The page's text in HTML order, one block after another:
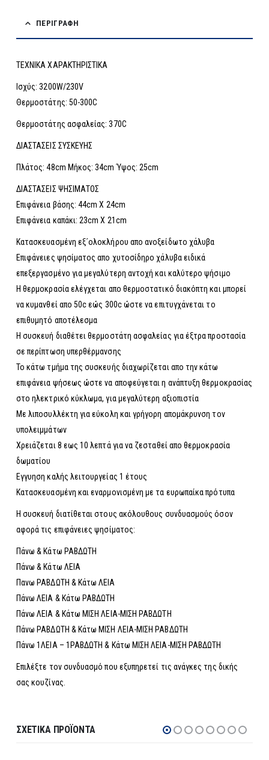
ΠΕΡΙΓΡΑΦΉ
ΤΕΧΝΙΚΑ ΧΑΡΑΚΤΗΡΙΣΤΙΚΑ
Ισχύς: 3200W/230V
Θερμοστάτης: 50-300C
Θερμοστάτης ασφαλείας: 370C
ΔΙΑΣΤΑΣΕΙΣ ΣΥΣΚΕΥΗΣ
Πλάτος: 48cm Μήκος: 34cm Ύψος: 25cm
ΔΙΑΣΤΑΣΕΙΣ ΨΗΣΙΜΑΤΟΣ
Επιφάνεια βάσης: 44cm Χ 24cm
Επιφάνεια καπάκι: 23cm X 21cm
Κατασκευασμένη εξ´ολοκλήρου απο ανοξείδωτο χάλυβα
Επιφάνειες ψησίματος απο χυτοσίδηρο χάλυβα ειδικά
επεξεργασμένο για μεγαλύτερη αντοχή και καλύτερο ψήσιμο
Η θερμοκρασία ελέγχεται απο θερμοστατικό διακόπτη και μπορεί
να κυμανθεί απο 50c εώς 300c ώστε να επιτυγχάνεται το
επιθυμητό αποτέλεσμα
Η συσκευή διαθέτει θερμοστάτη ασφαλείας για έξτρα προστασία
σε περίπτωση υπερθέρμανσης
Το κάτω τμήμα της συσκευής διαχωρίζεται απο την κάτω
επιφάνεια ψήσεως ώστε να αποφεύγεται η ανάπτυξη θερμοκρασίας
στο ηλεκτρικό κύκλωμα, για μεγαλύτερη αξιοπιστία
Με λιποσυλλέκτη για εύκολη και γρήγορη απομάκρυνση τον
υπολειμμάτων
Χρειάζεται 8 εως 10 λεπτά για να ζεσταθεί απο θερμοκρασία
δωματίου
Εγγυηση καλής λειτουργείας 1 έτους
Κατασκευασμένη και εναρμονισμένη με τα ευρωπαίκα πρότυπα
Η συσκευή διατίθεται στους ακόλουθους συνδυασμούς όσον
αφορά τις επιφάνειες ψησίματος:
Πάνω & Κάτω ΡΑΒΔΩΤΗ
Πάνω & Κάτω ΛΕΙΑ
Πανω ΡΑΒΔΩΤΗ & Κάτω ΛΕΙΑ
Πάνω ΛΕΙΑ & Κάτω ΡΑΒΔΩΤΗ
Πάνω ΛΕΙΑ & Κάτω ΜΙΣΗ ΛΕΙΑ-ΜΙΣΗ ΡΑΒΔΩΤΗ
Πάνω ΡΑΒΔΩΤΗ & Κάτω ΜΙΣΗ ΛΕΙΑ-ΜΙΣΗ ΡΑΒΔΩΤΗ
Πάνω 1ΛΕΙΑ – 1ΡΑΒΔΩΤΗ & Κάτω ΜΙΣΗ ΛΕΙΑ-ΜΙΣΗ ΡΑΒΔΩΤΗ
Επιλέξτε τον συνδυασμό που εξυπηρετεί τις ανάγκες της δικής
σας κουζίνας.
ΣΧΕΤΙΚΆ ΠΡΟΪΌΝΤΑ